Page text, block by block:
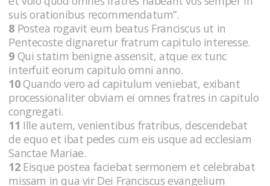
suis orationibus recommendatum”.
8 Postea rogavit eum beatus Franciscus ut in
Pentecoste dignaretur fratrum capitulo interesse.
9 Qui statim benigne assensit, atque ex tunc
interfuit eorum capitulo omni anno.
10Quando vero ad capitulum veniebat, exibant
processionaliter obviam ei omnes fratres in capitulo
congregati.
11 Ille autem, venientibus fratribus, descendebat
de equo et ibat pedes cum eis usque ad ecclesiam
Sanctae Mariae.
12Eisque postea faciebat sermonem et celebrabat
missam in qua vir Dei Franciscus evangelium